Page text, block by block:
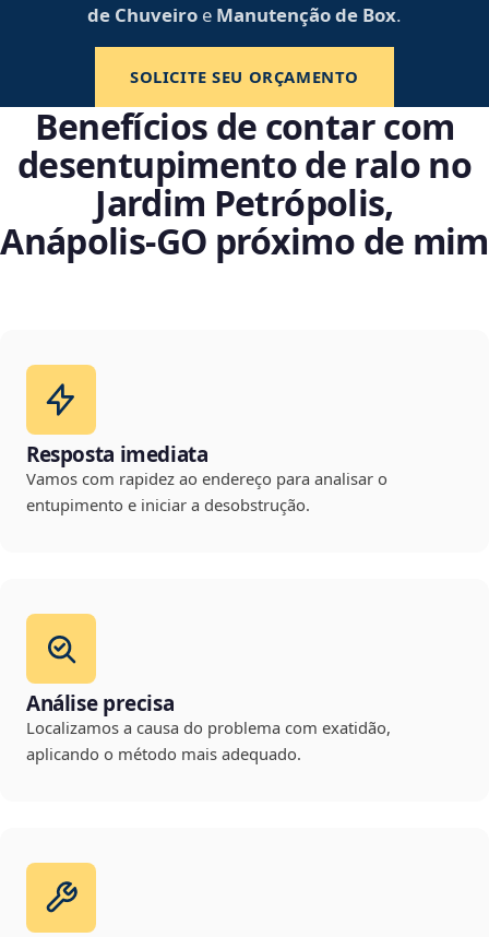
de Chuveiro e Manutenção de Box.
SOLICITE SEU ORÇAMENTO
Benefícios de contar com
desentupimento de ralo no
Jardim Petrópolis,
Anápolis‑GO próximo de mim
Resposta imediata
Vamos com rapidez ao endereço para analisar o
entupimento e iniciar a desobstrução.
Análise precisa
Localizamos a causa do problema com exatidão,
aplicando o método mais adequado.